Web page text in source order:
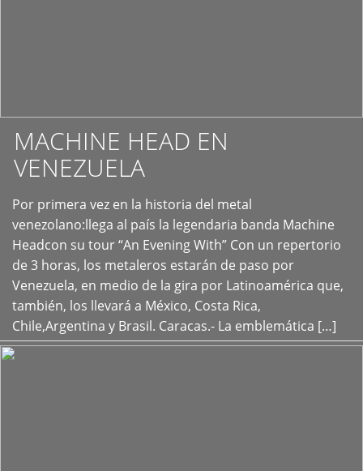
MACHINE HEAD EN
VENEZUELA
Por primera vez en la historia del metal
venezolano:llega al país la legendaria banda Machine
Headcon su tour “An Evening With” Con un repertorio
de 3 horas, los metaleros estarán de paso por
Venezuela, en medio de la gira por Latinoamérica que,
también, los llevará a México, Costa Rica,
Chile,Argentina y Brasil. Caracas.- La emblemática […]
+